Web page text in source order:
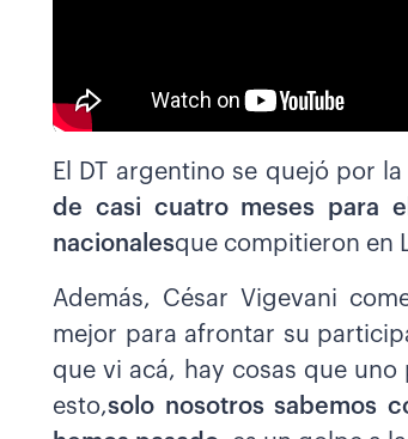
El DT argentino se quejó por
de casi cuatro meses para
nacionalesque compitieron en
Además, César Vigevani
mejor para afrontar su
que vi acá, hay cosas que
esto,solo nosotros sabemos